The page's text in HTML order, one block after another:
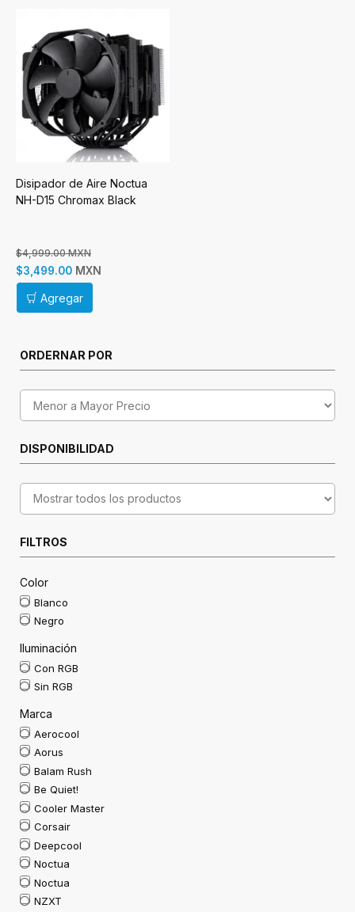
Disipador de Aire Noctua
NH-D15 Chromax Black
$4,999.00 MXN
$3,499.00 MXN
Agregar
ORDERNAR POR
DISPONIBILIDAD
FILTROS
Color
Blanco
Negro
Iluminación
Con RGB
Sin RGB
Marca
Aerocool
Aorus
Balam Rush
Be Quiet!
Cooler Master
Corsair
Deepcool
Noctua
Noctua
NZXT